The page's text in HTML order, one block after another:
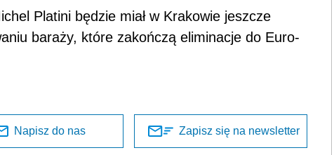
Platini będzie miał w Krakowie jeszcze
baraży, które zakończą eliminacje do Euro-
Napisz do nas Zapisz się na newsletter